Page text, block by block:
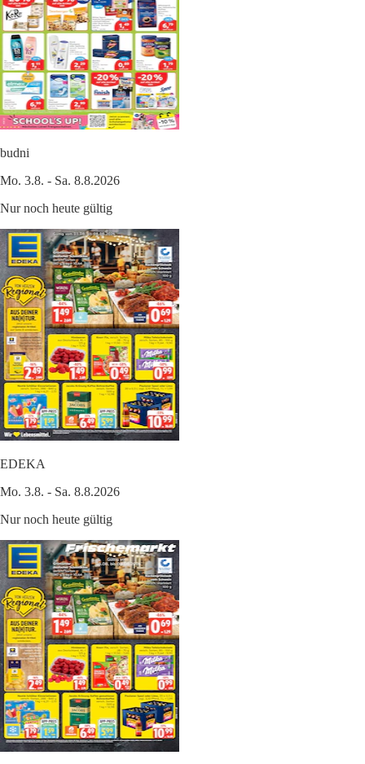
budni
Mo. 3.8. - Sa. 8.8.2026
Nur noch heute gültig
EDEKA
Mo. 3.8. - Sa. 8.8.2026
Nur noch heute gültig